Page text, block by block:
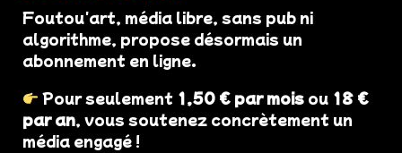
Foutou'art, média libre, sans pub ni
algorithme, propose désormais un
abonnement en ligne.
Pour seulement 1,50 € par mois ou 18 €
par an, vous soutenez concrètement un
média engagé !